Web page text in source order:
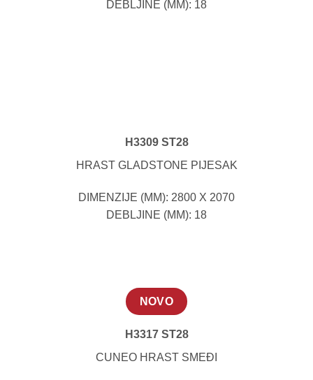
DEBLJINE (MM): 18
H3309 ST28
HRAST GLADSTONE PIJESAK
DIMENZIJE (MM): 2800 X 2070
DEBLJINE (MM): 18
NOVO
H3317 ST28
CUNEO HRAST SMEĐI